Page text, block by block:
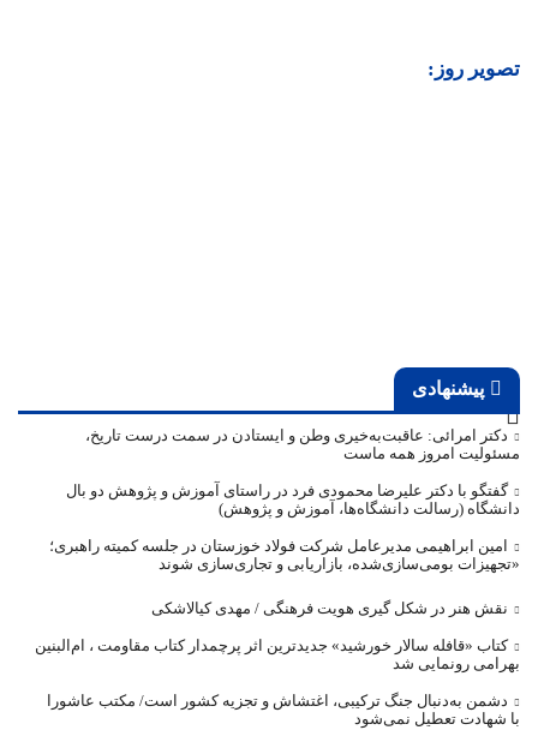
تصویر روز:
پیشنهادی
دکتر امرائی: عاقبت‌به‌خیری وطن و ایستادن در سمت درست تاریخ،
مسئولیت امروز همه ماست
گفتگو با دکتر علیرضا محمودی فرد در راستای آموزش و پژوهش دو بال
دانشگاه (رسالت دانشگاه‌ها، آموزش و پژوهش)
امین ابراهیمی مدیرعامل شرکت فولاد خوزستان در جلسه کمیته راهبری؛
«تجهیزات بومی‌سازی‌شده، بازاریابی و تجاری‌سازی شوند
نقش هنر در شکل گیری هویت فرهنگی / مهدی کیالاشکی
کتاب «قافله‌ سالار خورشید» جدیدترین اثر پرچمدار کتاب مقاومت ، ام‌البنین
بهرامی رونمایی شد
دشمن به‌دنبال جنگ ترکیبی، اغتشاش و تجزیه کشور است/ مکتب عاشورا
با شهادت تعطیل نمی‌شود